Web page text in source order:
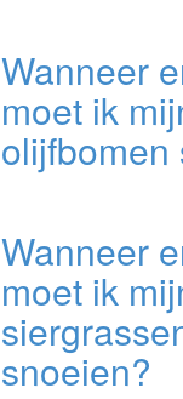
Wanneer
moet ik
olijfbomen
Wanneer
moet ik
snoeien?